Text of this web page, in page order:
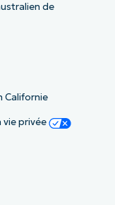
de
Californie
privée